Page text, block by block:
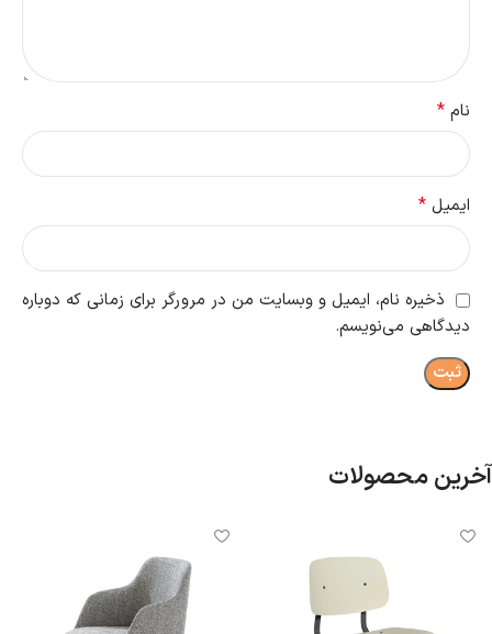
نام *
ایمیل *
ذخیره نام، ایمیل و وبسایت من در مرورگر برای زمانی که دوباره
دیدگاهی می‌نویسم.
آخرین محصولات